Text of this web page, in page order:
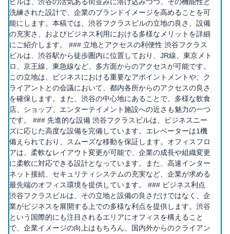
洗練された設計で、企業のブランドイメージを高めることを可
能にします。本稿では、渋谷フクラスビルの立地の良さ、設備
の充実さ、およびビジネス利用における多様なメリットを詳細
にご紹介します。 ### 立地とアクセスの利便性 渋谷フクラス
ビルは、渋谷駅から徒歩圏内に位置しており、JR線、東京メト
ロ、京王線、東急線など、多方面からのアクセスが可能です。
この立地は、ビジネスにおける重要なアポイントメントや、ク
ライアントとの会議において、都内各所からのアクセスの良さ
を確保します。また、渋谷の中心地にあることで、多様な飲食
店、ショップ、エンターテイメント施設への近さも魅力の一つ
です。 ### 先進的な設備 渋谷フクラスビルは、ビジネスニー
ズに応じた高度な設備を完備しています。エレベーターは1機
備えられており、スムーズな移動を保証します。オフィスフロ
アは、柔軟なレイアウト変更が可能で、企業の成長や組織変更
に柔軟に対応できる設計となっています。また、高速インター
ネット接続、セキュリティシステムの充実など、企業が求める
最先端のオフィス環境を提供しています。 ### ビジネス利点
渋谷フクラスビルは、その立地と設備の良さだけではなく、企
業がビジネスを展開する上での多様な利点を提供します。渋谷
という国際的にも注目されるエリアにオフィスを構えること
で、企業イメージの向上はもちろん、国内外からのクライアン